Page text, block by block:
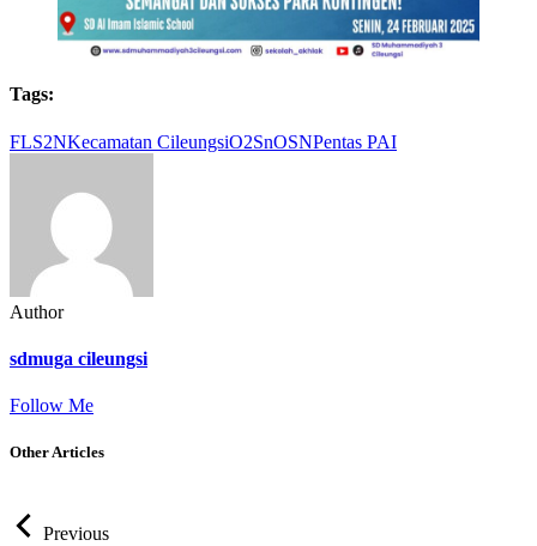
Tags:
FLS2NKecamatan CileungsiO2SnOSNPentas PAI
Author
sdmuga cileungsi
Follow Me
Other Articles
Previous